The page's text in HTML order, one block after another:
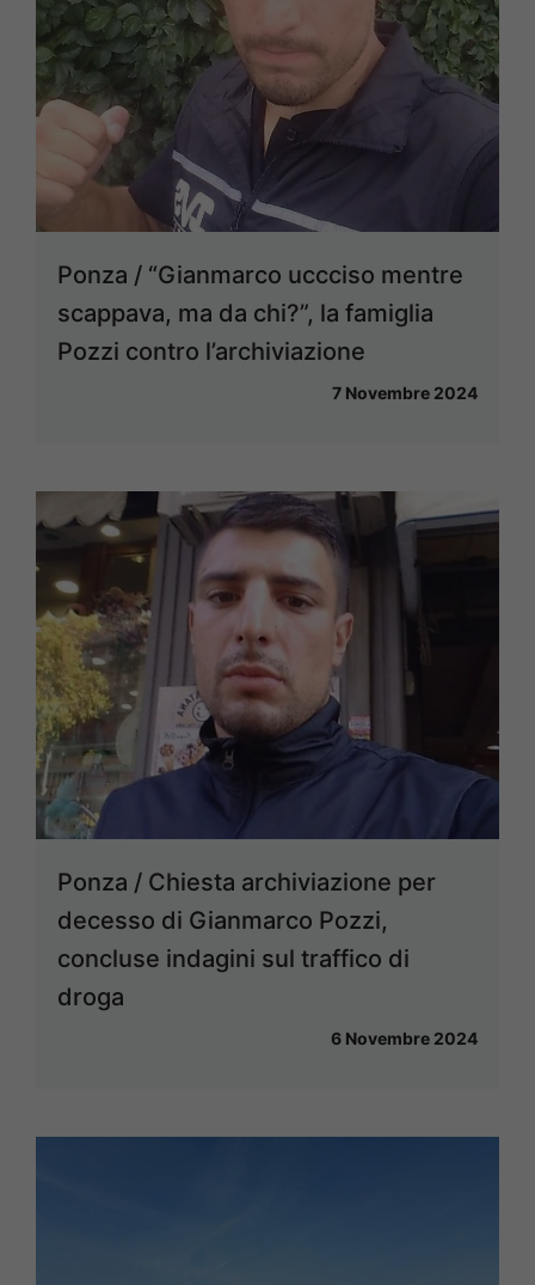
Ponza / “Gianmarco uccciso mentre
scappava, ma da chi?”, la famiglia
Pozzi contro l’archiviazione
7 Novembre 2024
Ponza / Chiesta archiviazione per
decesso di Gianmarco Pozzi,
concluse indagini sul traffico di
droga
6 Novembre 2024